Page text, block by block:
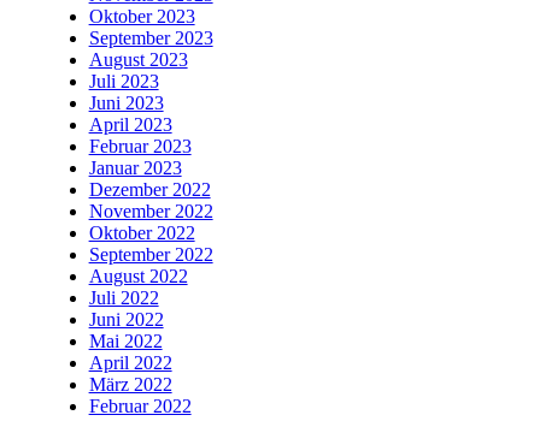
Oktober 2023
September 2023
August 2023
Juli 2023
Juni 2023
April 2023
Februar 2023
Januar 2023
Dezember 2022
November 2022
Oktober 2022
September 2022
August 2022
Juli 2022
Juni 2022
Mai 2022
April 2022
März 2022
Februar 2022